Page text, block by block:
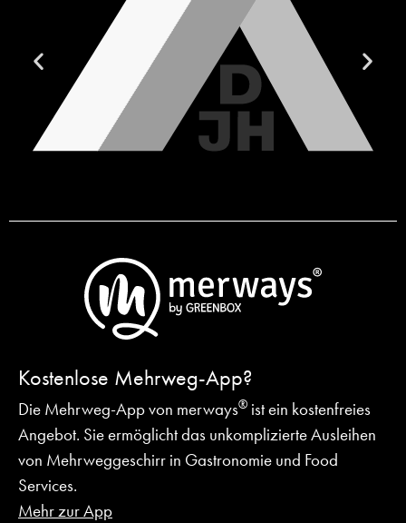
Kostenlose Mehrweg-App?
Die Mehrweg-App von merways® ist ein kostenfreies
Angebot. Sie ermöglicht das unkomplizierte Ausleihen
von Mehrweggeschirr in Gastronomie und Food
Services.
Mehr zur App